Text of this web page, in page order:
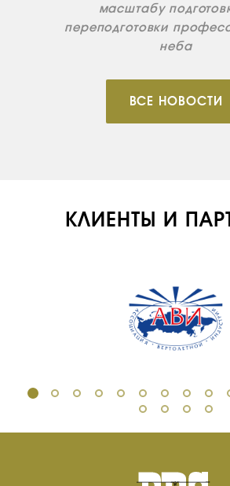
масштабу
переподготовки
неба
ВСЕ НОВОСТИ
КЛИЕНТЫ И